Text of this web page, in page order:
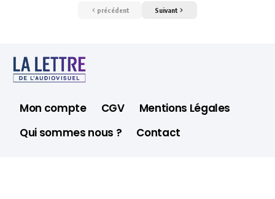
précédent Suivant
Mon compte CGV
Mentions Légales
Qui sommes nous ?
Contact